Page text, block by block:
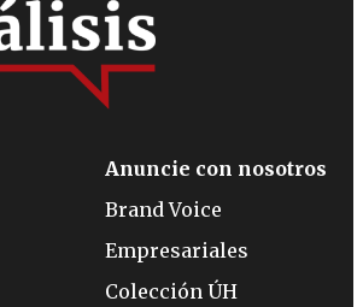
Anuncie con nosotros
Brand Voice
Empresariales
Colección ÚH